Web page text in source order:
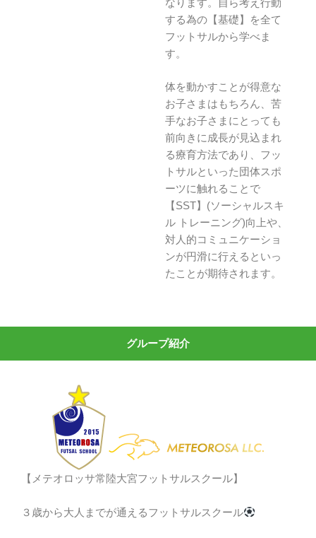
なります。自ら考え行動
する為の【基礎】を全て
フットサルから学べま
す。
体を動かすことが得意な
お子さまはもちろん、苦
手なお子さまにとっても
前向きに成長が見込まれ
る療育方法であり、フッ
トサルといった団体スポ
ーツに触れることで
【SST】(ソーシャルスキ
ル トレーニング)向上や、
対人的コミュニケーショ
ンが円滑に行えるといっ
たことが期待されます。
グループ紹介
【メテオロッサ常陸大宮フットサルスクール】
３歳から大人までが通えるフットサルスクール